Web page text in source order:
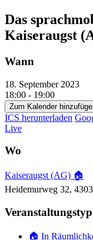
Das
Kaiseraugst
Wann
18. September 2023
18:00 - 19:00
Zum Kalender
ICS herunterladen
Live
Wo
Kaiseraugst (AG) 🏠
Heidemurweg 32,
Veranstaltungstyp
🏠 In